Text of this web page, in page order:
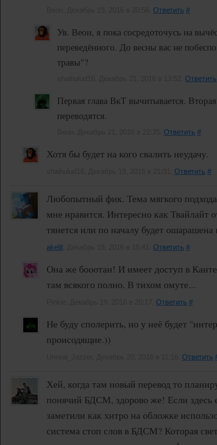
Ответить #
Ув. Веон, я пока сосредоточусь на
переведённого. До весны вас не
травы"?
Ответить
Первая глава ВкТ вычитывается.
переводятся.
Ответить #
Хотя бы будет на кого свалить неудачу.
Ответить #
Любопытный фик. Тема мягкого
мне нравится. Интересно как Твайлайт
тянется или по началу будет
akelit Ответить #
Она же бооотан! И имеет доступ в
там всякого полно. В тихом омуте...
Ответить #
Не буду сполерить, но у неё будет
происодящие.))
Ответить
Хей, когда там новый перевод то
понячий БДСМ, здорово же! Если здесь
заметили как хитро на обложке
система стоп слов в БДСМ? Которая